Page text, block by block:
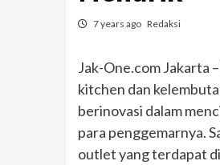
7 years ago Redaksi
Jak-One.com Jakarta
kitchen dan
berinovasi dalam
para penggemarnya.
outlet yang terdapat